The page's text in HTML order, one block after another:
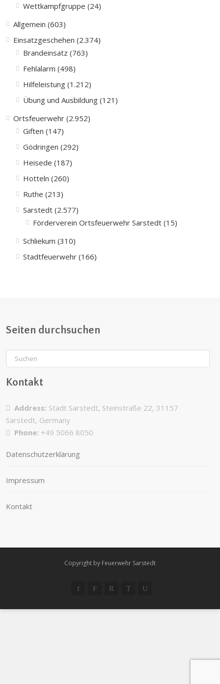
Wettkampfgruppe (24)
Allgemein (603)
Einsatzgeschehen (2.374)
Brandeinsatz (763)
Fehlalarm (498)
Hilfeleistung (1.212)
Übung und Ausbildung (121)
Ortsfeuerwehr (2.952)
Giften (147)
Gödringen (292)
Heisede (187)
Hotteln (260)
Ruthe (213)
Sarstedt (2.577)
Förderverein Ortsfeuerwehr Sarstedt (15)
Schliekum (310)
Stadtfeuerwehr (166)
Seiten durchsuchen
Kontakt
Address: Stadt Sarstedt, Steinstraße 22, 31157
Sarstedt, Germany
Phone: +49 5066 8050
Datenschutzerklärung
Impressum
Kontakt
Copyright by Feuerwehr Sarstedt